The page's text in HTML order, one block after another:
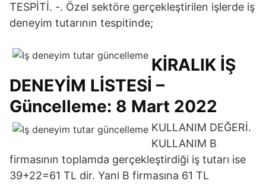
TESPİTİ. -. Özel sektöre gerçekleştirilen işlerde iş
deneyim tutarının tespitinde;
KİRALIK İŞ
DENEYİM LİSTESİ –
Güncelleme: 8 Mart 2022
KULLANIM DEĞERİ.
KULLANIM B
firmasının toplamda gerçekleştirdiği iş tutarı ise
39+22=61 TL dir. Yani B firmasına 61 TL